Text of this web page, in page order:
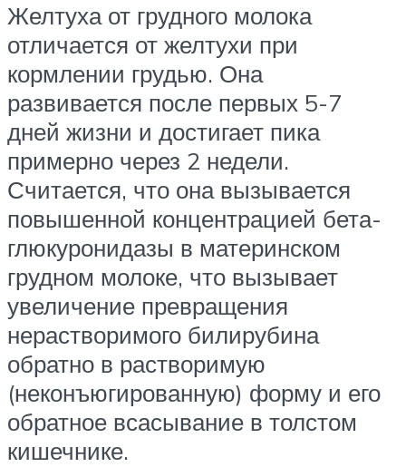
Желтуха от грудного молока
отличается от желтухи при
кормлении грудью. Она
развивается после первых 5-7
дней жизни и достигает пика
примерно через 2 недели.
Считается, что она вызывается
повышенной концентрацией бета-
глюкуронидазы в материнском
грудном молоке, что вызывает
увеличение превращения
нерастворимого билирубина
обратно в растворимую
(неконъюгированную) форму и его
обратное всасывание в толстом
кишечнике.